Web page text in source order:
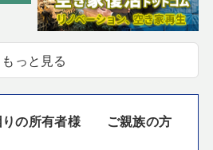
もっと見る
りの所有者様 ご親族の方